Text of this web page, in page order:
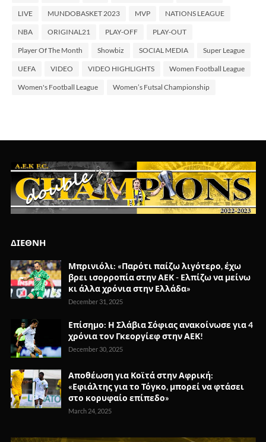
LIVE MUNDOBASKET 2023 MVP NATIONS LEAGUE
NBA ORIGINAL21 PLAY-OFF PLAY-OUT
Player Of The Month Showbiz SOCIAL MEDIA Super League
UEFA VIDEO VIDEO HIGHLIGHTS Women Football League
Women's Football League Women’s Futsal Championship
ΔΙΕΘΝΗ
Μπρινιόλι: «Παρότι παίζω λιγότερο, έχω
βρει ισορροπία στην ΑΕΚ - Ελπίζω να μείνω
κι άλλα χρόνια στην Ελλάδα»
December 31, 2025
Επίσημο: Η Σλάβια Σόφιας ανακοίνωσε για 4
χρόνια τον Γκεοργίεφ στην ΑΕΚ!
December 30, 2025
Αποθέωση για Κοϊτά στην Αφρική:
«Εφιάλτης για το Τόγκο, μπορεί να φτάσει
στο κορυφαίο επίπεδο»
March 24, 2025